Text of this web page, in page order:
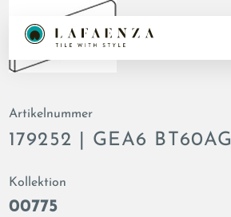
Artikelnummer
179252 | GEA6 BT60AG
Kollektion
00775